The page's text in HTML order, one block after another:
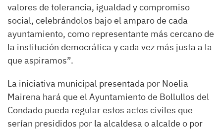
valores de tolerancia, igualdad y compromiso
social, celebrándolos bajo el amparo de cada
ayuntamiento, como representante más cercano de
la institución democrática y cada vez más justa a la
que aspiramos”.
La iniciativa municipal presentada por Noelia
Mairena hará que el Ayuntamiento de Bollullos del
Condado pueda regular estos actos civiles que
serían presididos por la alcaldesa o alcalde o por